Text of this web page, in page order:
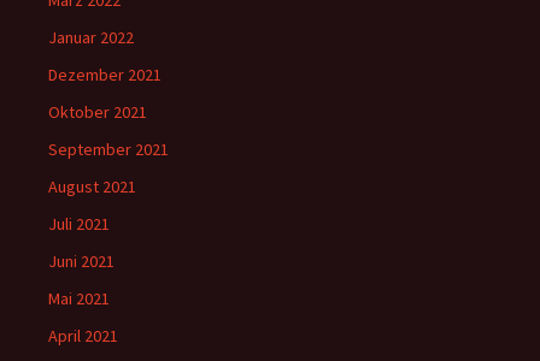
Januar 2022
Dezember 2021
Oktober 2021
September 2021
August 2021
Juli 2021
Juni 2021
Mai 2021
April 2021